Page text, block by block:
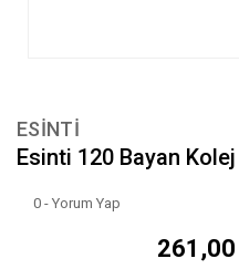
ESİNTİ
Esinti 120 Bayan
0 - Yorum Yap
261,00